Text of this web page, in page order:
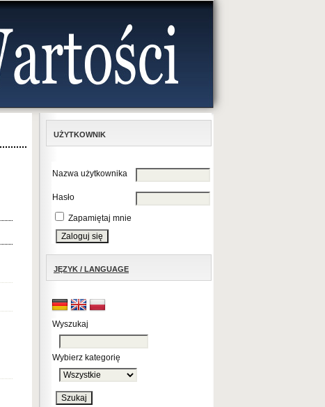
UŻYTKOWNIK
Nazwa użytkownika
Hasło
Zapamiętaj mnie
JĘZYK / LANGUAGE
Wyszukaj
Wybierz kategorię